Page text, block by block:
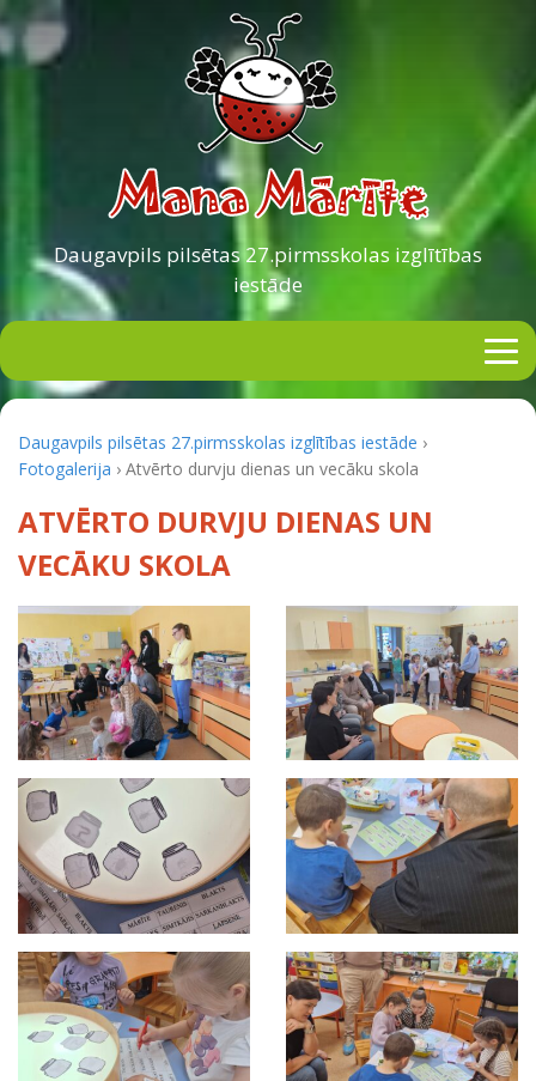
Daugavpils pilsētas 27.pirmsskolas izglītības
iestāde
Daugavpils pilsētas 27.pirmsskolas izglītības iestāde ›
Fotogalerija › Atvērto durvju dienas un vecāku skola
ATVĒRTO DURVJU DIENAS UN
VECĀKU SKOLA